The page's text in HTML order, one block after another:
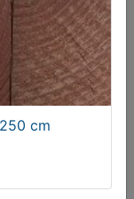
precut
cm